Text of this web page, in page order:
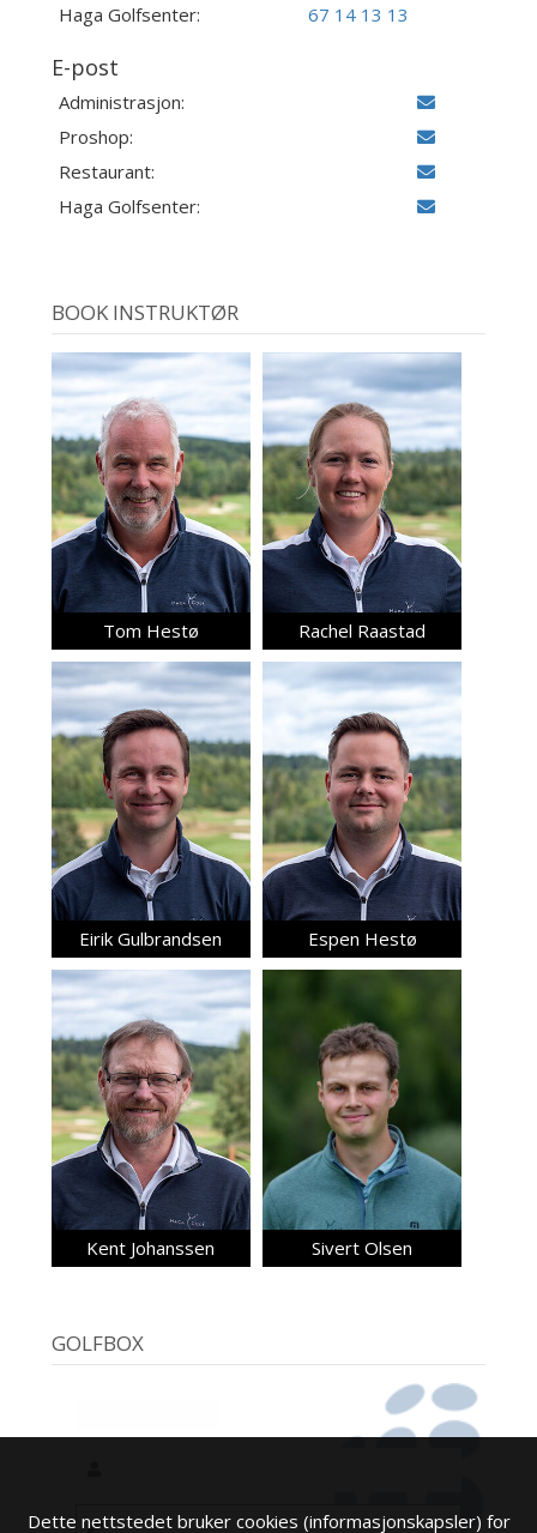
Haga Golfsenter:
67 14 13 13
E-post
Administrasjon:
Proshop:
Restaurant:
Haga Golfsenter:
BOOK INSTRUKTØR
Tom Hestø Rachel Raastad
Eirik Gulbrandsen Espen Hestø
Kent Johanssen Sivert Olsen
GOLFBOX
Dette nettstedet bruker cookies (informasjonskapsler) for